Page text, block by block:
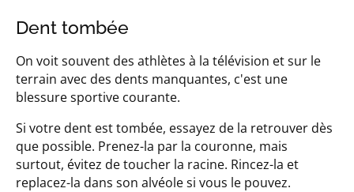
Dent tombée
On voit souvent des athlètes à la télévision et sur le
terrain avec des dents manquantes, c'est une
blessure sportive courante.
Si votre dent est tombée, essayez de la retrouver dès
que possible. Prenez-la par la couronne, mais
surtout, évitez de toucher la racine. Rincez-la et
replacez-la dans son alvéole si vous le pouvez.